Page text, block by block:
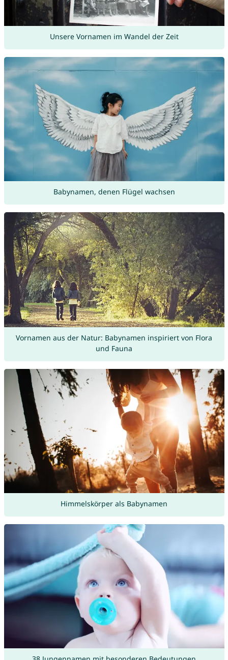
Unsere Vornamen im Wandel der Zeit
Babynamen, denen Flügel wachsen
Vornamen aus der Natur: Babynamen inspiriert von Flora
und Fauna
Himmelskörper als Babynamen